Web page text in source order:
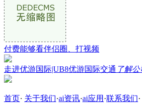
付费能够看伴侣圈、打视频
走进优游国际|UB8优游国际交通 了解
首页· 关于我们·ai资讯·ai应用 ·联系我们·